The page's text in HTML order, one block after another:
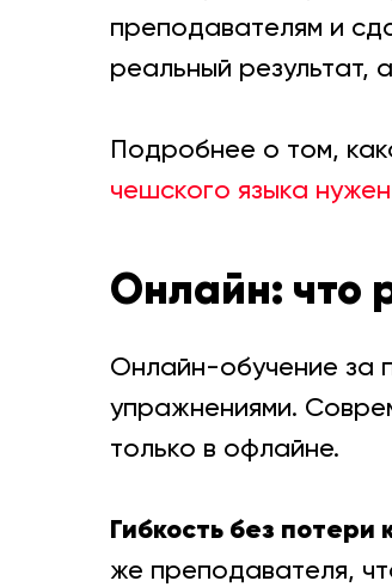
преподавателям и
реальный результат,
Подробнее о том,
чешского языка
Онлайн: что
Онлайн-обучение за
упражнениями.
только в офлайне.
Гибкость без потери
же преподавателя,